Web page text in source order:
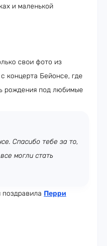
и маленькой
свои фото из
концерта Бейонсе, где
рождения под любимые
Спасибо тебе за то,
могли стать
Перри